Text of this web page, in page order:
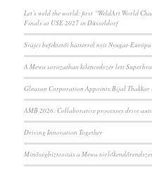
Let’s weld the world: first “WeldArt World
Finals at USE 2027 in Düsseldorf
Svájci befektetői háttérrel nyit Nyugat-
A Mewa sorozatban kilencedszer lett
Gleason Corporation Appoints Bijal Thakkar
AMB 2026: Collaborative processes drive
Driving Innovation Together
Minőségbiztosítás a Mewa